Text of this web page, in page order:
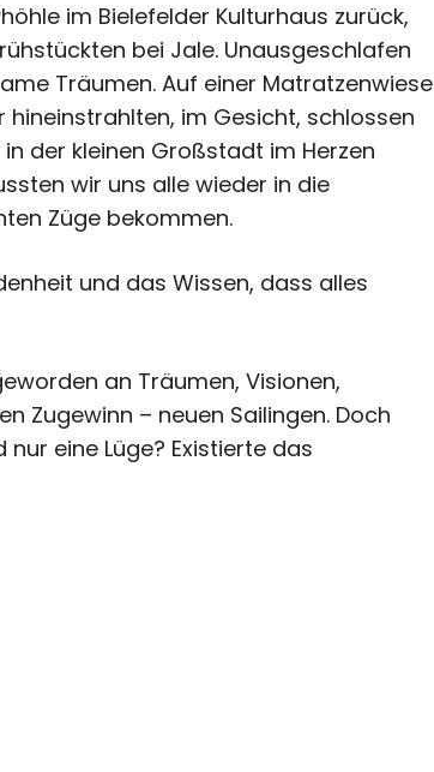
im Bielefelder Kulturhaus zurück,
bei Jale. Unausgeschlafen
Träumen. Auf einer Matratzenwiese
im Gesicht, schlossen
der kleinen Großstadt im Herzen
wir uns alle wieder in die
Züge bekommen.
und das Wissen, dass alles
an Träumen, Visionen,
Zugewinn – neuen Sailingen. Doch
eine Lüge? Existierte das